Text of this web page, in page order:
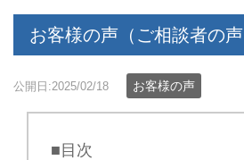
お客様の声（ご相談者の
公開日:2025/02/18 お客様の声
■目次